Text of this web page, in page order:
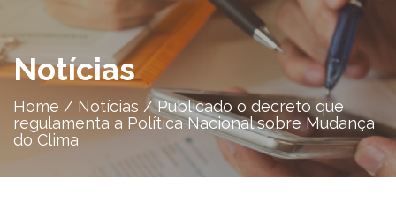
Notícias
Home / Notícias /Publicado o decreto que
regulamenta a Política Nacional sobre Mudança
do Clima